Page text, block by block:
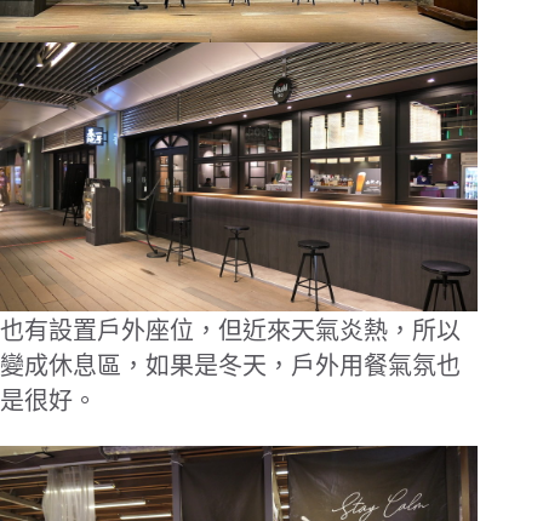
也有設置戶外座位，但近來天氣炎熱，所以
變成休息區，如果是冬天，戶外用餐氣氛也
是很好。